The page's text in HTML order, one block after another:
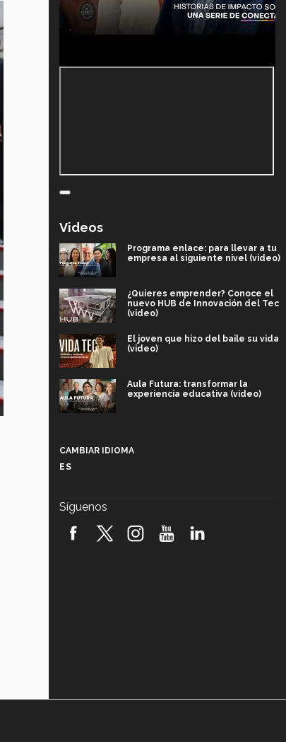
Videos
Programa enlace: para llevar a tu
empresa al siguiente nivel (video)
¿Quieres emprender? Conoce el
nuevo HUB de Innovación del Tec
(video)
El joven que hizo del baile su vida
(video)
Aula Futura: transformar la
experiencia educativa (video)
robótica FIRST 2026! (video)
CAMBIAR IDIOMA
ES
Síguenos